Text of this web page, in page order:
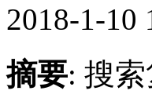
2018-1-10
摘要: 搜